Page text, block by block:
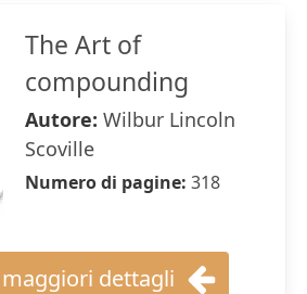
The Art of
compounding
Autore: Wilbur Lincoln
Scoville
Numero di pagine: 318
dettagli